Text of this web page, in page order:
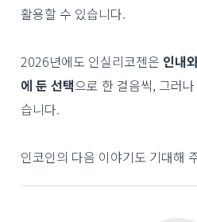
활용할 수 있습니다.
2026년에도 인실리코젠은 인내
에 둔 선택으로 한 걸음씩, 그러
습니다.
인코인의 다음 이야기도 기대해